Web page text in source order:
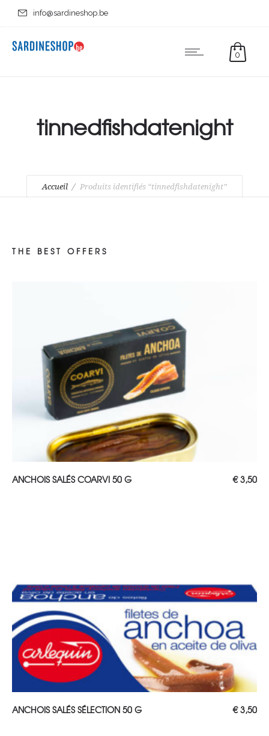
info@sardineshop.be
0
tinnedfishdatenight
Accueil Produits identifiés “tinnedfishdatenight”
THE BEST OFFERS
AJOUTER AU PANIER
ANCHOIS SALÉS COARVI 50 G €3,50
AJOUTER AU PANIER
ANCHOIS SALÉS SÉLECTION 50 G €3,50